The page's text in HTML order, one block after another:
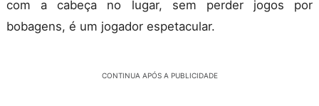
com a cabeça no lugar, sem perder jogos por
bobagens, é um jogador espetacular.
CONTINUA APÓS A PUBLICIDADE